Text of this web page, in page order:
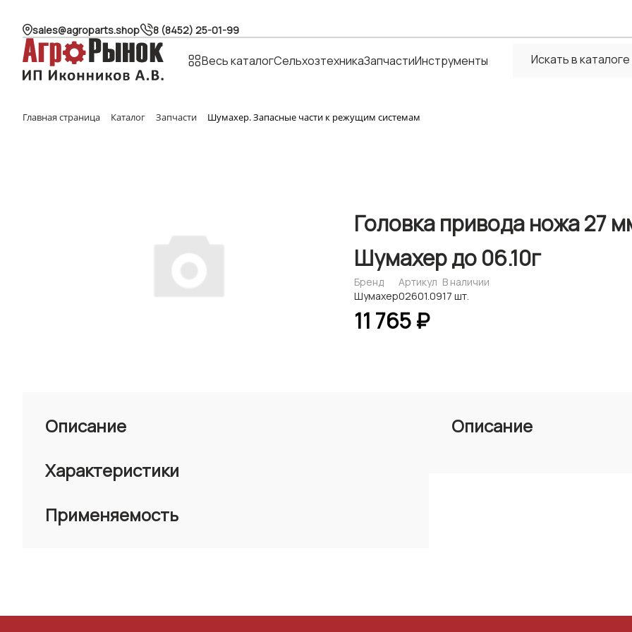
sales@agroparts.shop 8 (8452) 25-01-99
Весь каталогСельхозтехникаЗапчастиИнструменты
Главная страница Каталог Запчасти Шумахер. Запасные части к режущим системам
Головка привода ножа 27
Шумахер до 06.10г
Бренд
Шумахер
Артикул
02601.09
В наличии
17 шт.
11 765 ₽
Описание
Характеристики
Применяемость
Описание